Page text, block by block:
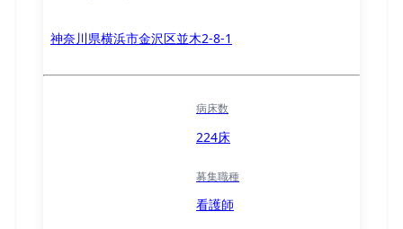
神奈川県横浜市金沢区並木2-8-1
病床数
224床
募集職種
看護師